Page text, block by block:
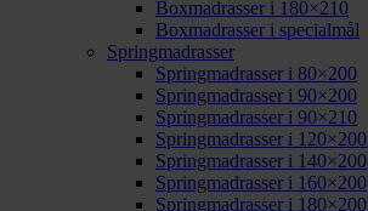
Boxmadrasser i 180×210
Boxmadrasser i specialmål
Springmadrasser
Springmadrasser i 80×200
Springmadrasser i 90×200
Springmadrasser i 90×210
Springmadrasser i 120×200
Springmadrasser i 140×200
Springmadrasser i 160×200
Springmadrasser i 180×200